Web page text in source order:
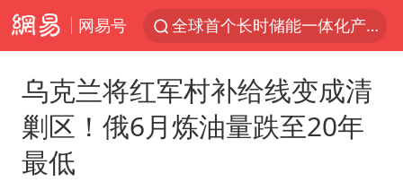
网易号
全球首个长时储能一体化产业园量产
“秋天的第一杯奶茶”6岁了
乌克兰将红军村补给线变成清
剿区！俄6月炼油量跌至20年
最低